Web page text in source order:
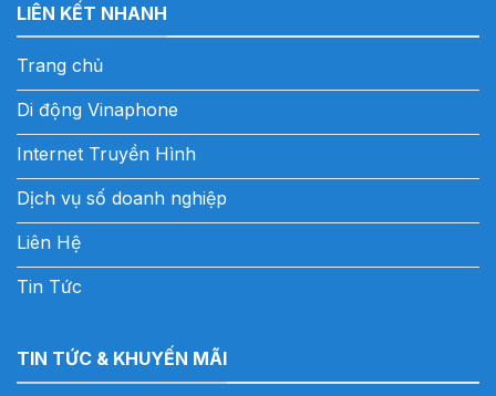
LIÊN KẾT NHANH
Trang chủ
Di động Vinaphone
Internet Truyền Hình
Dịch vụ số doanh nghiệp
Liên Hệ
Tin Tức
TIN TỨC & KHUYẾN MÃI